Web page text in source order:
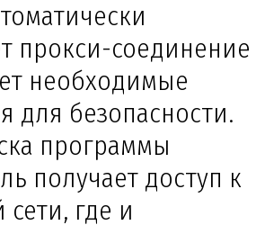
прокси-соединение
необходимые
для безопасности.
программы
получает доступ к
где и